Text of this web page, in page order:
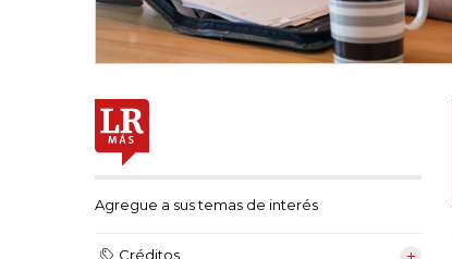
Agregue a sus temas de interés
Créditos